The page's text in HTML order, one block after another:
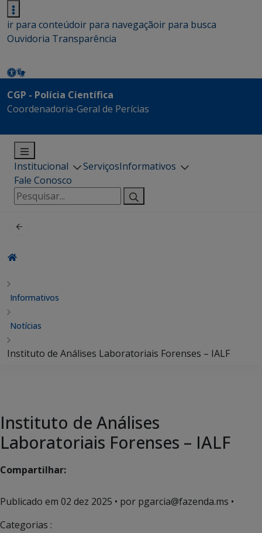
ir para conteúdoir para navegaçãoir para busca
Ouvidoria Transparência
CGP - Polícia Científica
Coordenadoria-Geral de Perícias
Institucional ServiçosInformativos
Fale Conosco
Pesquisar
por:
Informativos
Notícias
Instituto de Análises Laboratoriais Forenses – IALF
Instituto de Análises
Laboratoriais Forenses – IALF
Compartilhar:
Publicado em 02 dez 2025 • por pgarcia@fazenda.ms •
Categorias :